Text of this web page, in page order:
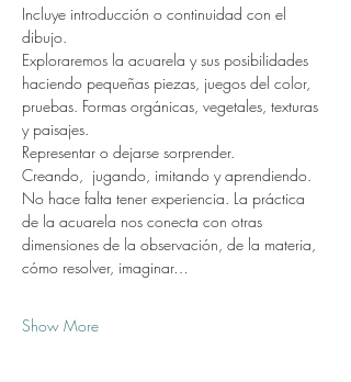
Incluye introducción o continuidad con el
dibujo.
Exploraremos la acuarela y sus posibilidades
haciendo pequeñas piezas, juegos del color,
pruebas. Formas orgánicas, vegetales, texturas
y paisajes.
Representar o dejarse sorprender.
Creando,  jugando, imitando y aprendiendo.
No hace falta tener experiencia. La práctica
de la acuarela nos conecta con otras
dimensiones de la observación, de la materia,
cómo resolver, imaginar…
Show More